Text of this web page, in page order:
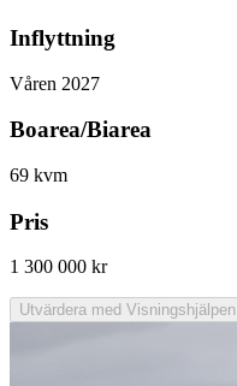
Inflyttning
Våren 2027
Boarea/Biarea
69 kvm
Pris
1 300 000 kr
Utvärdera med Visningshjälpen